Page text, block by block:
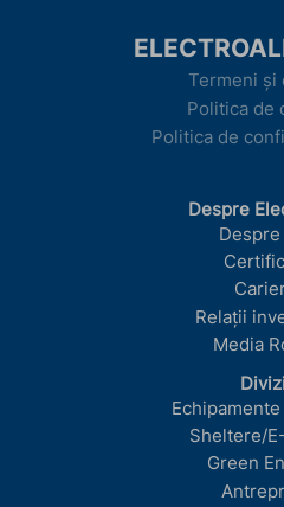
Termeni și
Politica de
Politica de
Despre
Despre
Relații
Media
Sheltere/
Green